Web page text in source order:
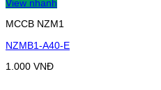
View nhanh
MCCB NZM1
NZMB1-A40-E
1.000 VNĐ